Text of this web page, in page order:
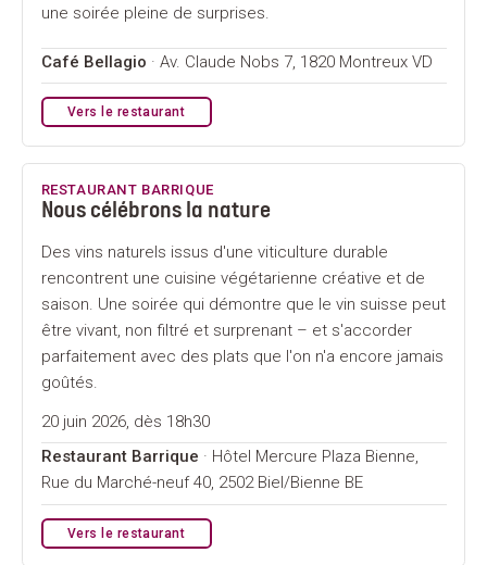
une soirée pleine de surprises.
Café Bellagio · Av. Claude Nobs 7, 1820 Montreux VD
Vers le restaurant
RESTAURANT BARRIQUE
Nous célébrons la nature
Des vins naturels issus d'une viticulture durable
rencontrent une cuisine végétarienne créative et de
saison. Une soirée qui démontre que le vin suisse peut
être vivant, non filtré et surprenant – et s'accorder
parfaitement avec des plats que l'on n'a encore jamais
goûtés.
20 juin 2026, dès 18h30
Restaurant Barrique · Hôtel Mercure Plaza Bienne,
Rue du Marché-neuf 40, 2502 Biel/Bienne BE
Vers le restaurant